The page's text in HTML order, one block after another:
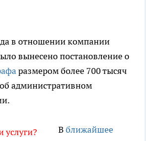
в отношении компании
вынесено постановление о
размером более 700 тысяч
административном
услуги?
В ближайшее